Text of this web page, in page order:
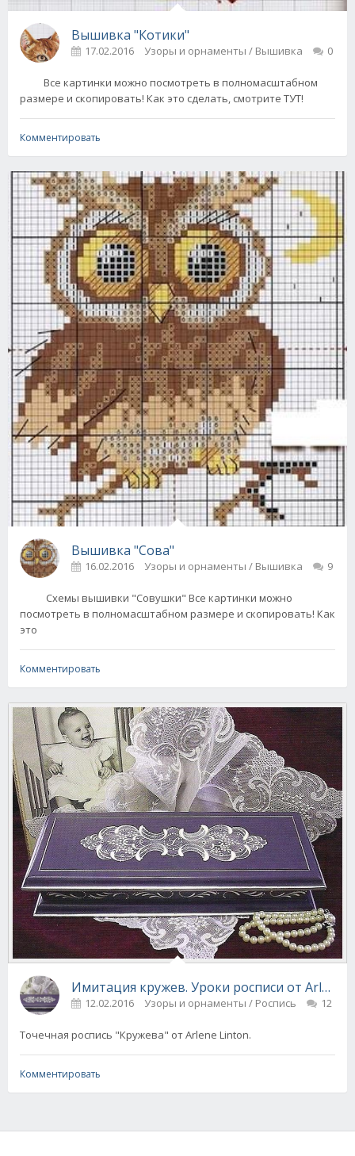
Вышивка "Котики"
17.02.2016 Узоры и орнаменты / Вышивка 0
Все картинки можно посмотреть в полномасштабном
размере и скопировать! Как это сделать, смотрите ТУТ!
Комментировать
Вышивка "Сова"
16.02.2016 Узоры и орнаменты / Вышивка 9
Схемы вышивки "Совушки" Все картинки можно
посмотреть в полномасштабном размере и скопировать! Как
это
Комментировать
Имитация кружев. Уроки росписи от Arlene
12.02.2016 Узоры и орнаменты / Роспись 12
Комментировать